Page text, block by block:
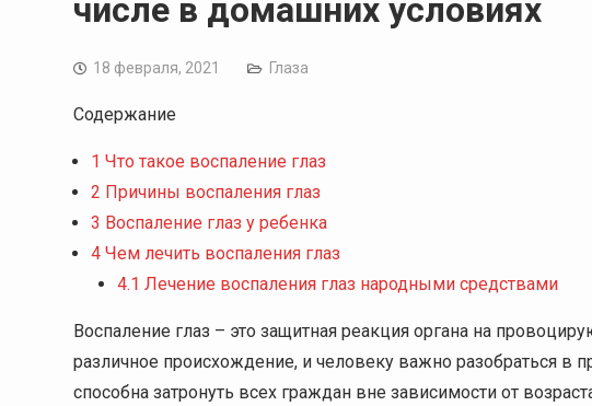
числе в домашних условиях
18 февраля, 2021 Глаза
Содержание
1 Что такое воспаление глаз
2 Причины воспаления глаз
3 Воспаление глаз у ребенка
4 Чем лечить воспаления глаз
4.1 Лечение воспаления глаз народными средствами
Воспаление глаз – это защитная реакция органа на
различное происхождение, и человеку важно разобраться в
способна затронуть всех граждан вне зависимости от